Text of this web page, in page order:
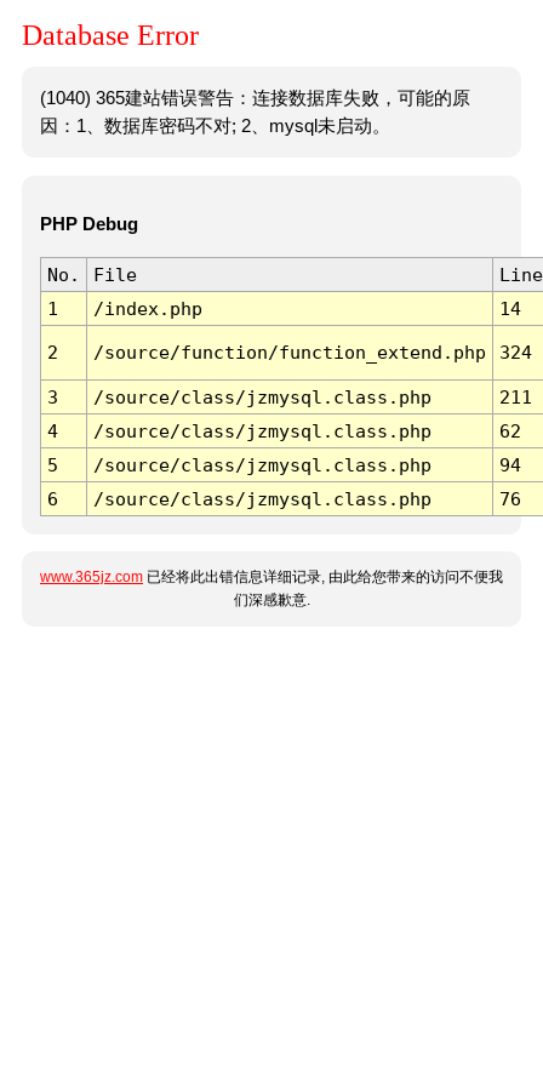
Database Error
(1040) 365建站错误警告：连接数据库失败，可能的原
因：1、数据库密码不对; 2、mysql未启动。
PHP Debug
No. File
Line
1
/index.php 14
2 /source/function/function_extend.php 324
3 /source/class/jzmysql.class.php
211
4
/source/class/jzmysql.class.php
62
5
/source/class/jzmysql.class.php
94
6
/source/class/jzmysql.class.php 76
www.365jz.com 已经将此出错信息详细记录, 由此给您带来的访问不便我
们深感歉意.